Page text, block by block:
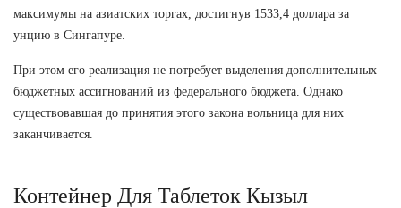
максимумы на азиатских торгах, достигнув 1533,4 доллара за
унцию в Сингапуре.
При этом его реализация не потребует выделения дополнительных
бюджетных ассигнований из федерального бюджета. Однако
существовавшая до принятия этого закона вольница для них
заканчивается.
Контейнер Для Таблеток Кызыл